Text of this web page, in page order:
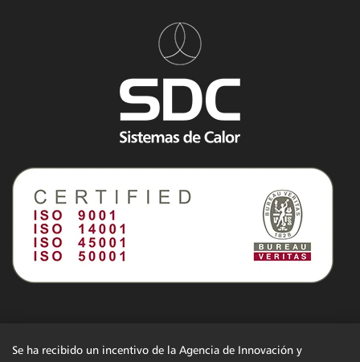
Se ha recibido un incentivo de la Agencia de Innovación y